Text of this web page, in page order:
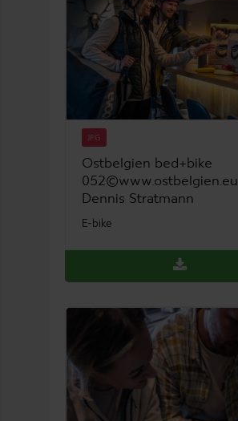
JPG
Ostbelgien bed+bike
052©www.ostbelgien.eu
Dennis Stratmann
E-bike